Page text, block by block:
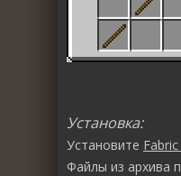
Установка:
Установите
Файлы из архива